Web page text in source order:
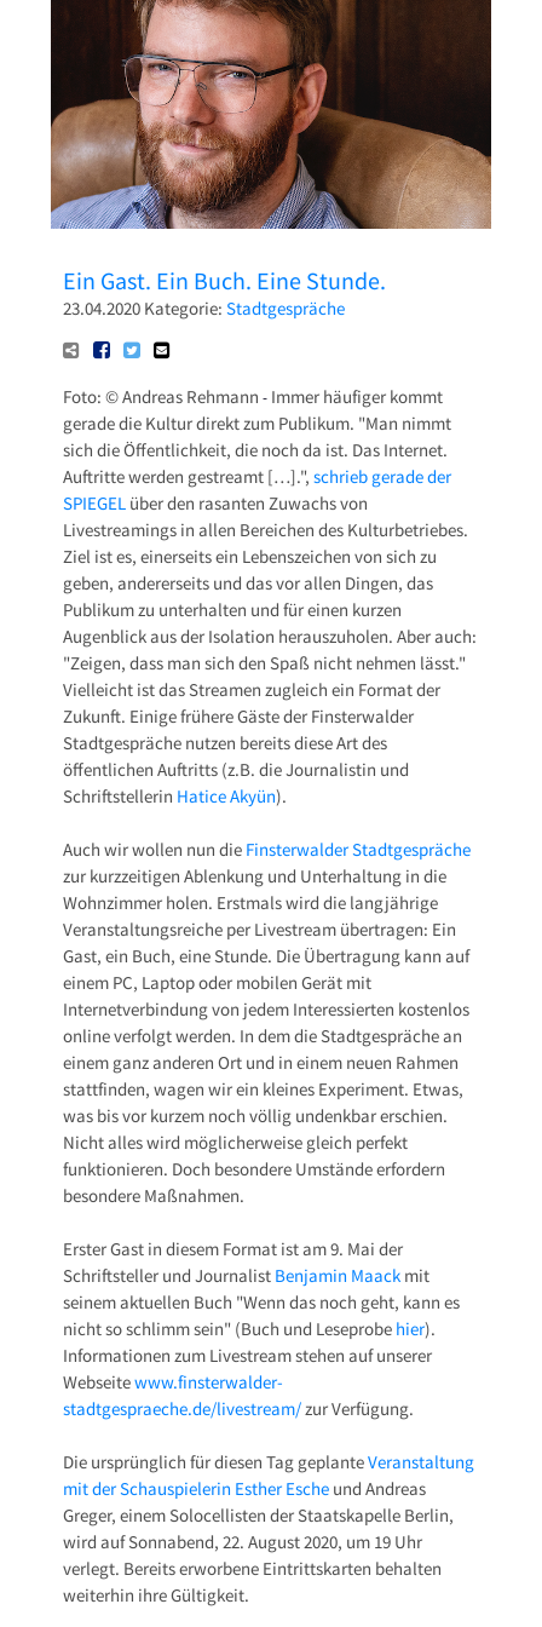
Pressetexte
Sponsoring
Archiv
Ein Gast. Ein Buch. Eine Stunde.
23.04.2020 Kategorie:Stadtgespräche
Foto: © Andreas Rehmann - Immer häufiger kommt
gerade die Kultur direkt zum Publikum. "Man nimmt
sich die Öffentlichkeit, die noch da ist. Das Internet.
Auftritte werden gestreamt […].",schrieb gerade der
SPIEGEL über den rasanten Zuwachs von
Livestreamings in allen Bereichen des Kulturbetriebes.
Ziel ist es, einerseits ein Lebenszeichen von sich zu
geben, andererseits und das vor allen Dingen, das
Publikum zu unterhalten und für einen kurzen
Augenblick aus der Isolation herauszuholen. Aber auch:
"Zeigen, dass man sich den Spaß nicht nehmen lässt."
Vielleicht ist das Streamen zugleich ein Format der
Zukunft. Einige frühere Gäste der Finsterwalder
Stadtgespräche nutzen bereits diese Art des
öffentlichen Auftritts (z.B. die Journalistin und
Schriftstellerin Hatice Akyün).
Auch wir wollen nun die Finsterwalder Stadtgespräche
zur kurzzeitigen Ablenkung und Unterhaltung in die
Wohnzimmer holen. Erstmals wird die langjährige
Veranstaltungsreiche per Livestream übertragen: Ein
Gast, ein Buch, eine Stunde. Die Übertragung kann auf
einem PC, Laptop oder mobilen Gerät mit
Internetverbindung von jedem Interessierten kostenlos
online verfolgt werden. In dem die Stadtgespräche an
einem ganz anderen Ort und in einem neuen Rahmen
stattfinden, wagen wir ein kleines Experiment. Etwas,
was bis vor kurzem noch völlig undenkbar erschien.
Nicht alles wird möglicherweise gleich perfekt
funktionieren. Doch besondere Umstände erfordern
besondere Maßnahmen.
Erster Gast in diesem Format ist am 9. Mai der
Schriftsteller und Journalist Benjamin Maack mit
seinem aktuellen Buch "Wenn das noch geht, kann es
nicht so schlimm sein" (Buch und Leseprobe hier).
Informationen zum Livestream stehen auf unserer
Webseitewww.finsterwalder-
stadtgespraeche.de/livestream/zur Verfügung.
Die ursprünglich für diesen Tag geplanteVeranstaltung
mit der Schauspielerin Esther Esche und Andreas
Greger, einem Solocellisten der Staatskapelle Berlin,
wird auf Sonnabend, 22. August 2020, um 19 Uhr
verlegt. Bereits erworbene Eintrittskarten behalten
weiterhin ihre Gültigkeit.